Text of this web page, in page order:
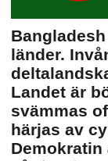
länder.
Landet är
svämmas
härjas av